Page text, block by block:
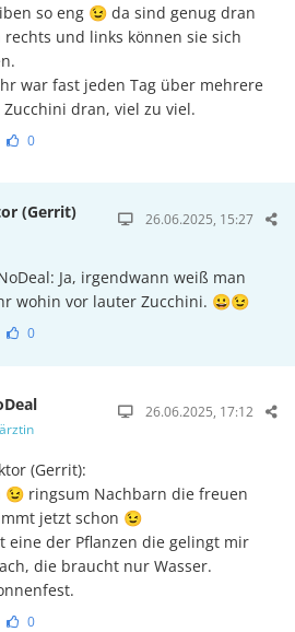
so eng 😉 da sind genug dran
rechts und links können sie sich
war fast jeden Tag über mehrere
Zucchini dran, viel zu viel.
0
(Gerrit) 26.06.2025, 15:27
Ja, irgendwann weiß man
wohin vor lauter Zucchini. 😀😉
0
26.06.2025, 17:12
(Gerrit):
😉 ringsum Nachbarn die freuen
jetzt schon 😉
eine der Pflanzen die gelingt mir
die braucht nur Wasser.
0